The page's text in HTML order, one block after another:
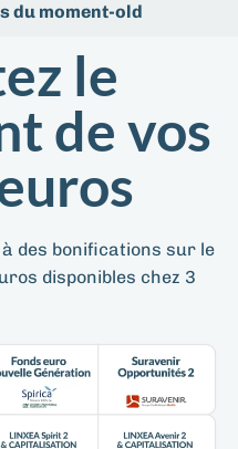
du moment-old
le
de vos
des bonifications sur le
disponibles chez 3